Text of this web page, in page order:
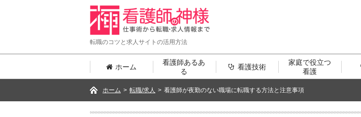
転職のコツと求人サイトの活用方法
ホーム
看護師あるあ
る
看護技術
家庭で役立つ
看護
ホーム > 転職/求人 > 看護師が夜勤のない職場に転職する方法と注意事項